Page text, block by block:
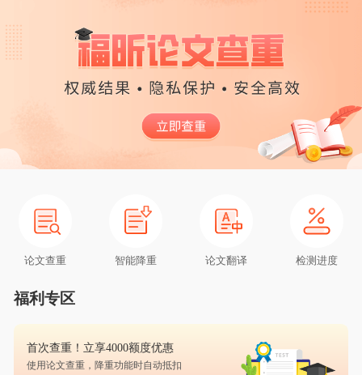
论文查重 智能降重 论文翻译 检测进度
福利专区
首次查重！立享4000额度优惠
使用论文查重，降重功能时自动抵扣